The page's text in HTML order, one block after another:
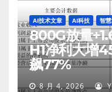
AI技术文章 AI科技 智
800G放量
H1净利大增
飙77%
8 月 4, 2026